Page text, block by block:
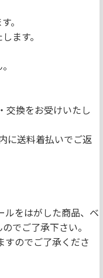
。
ます。
交換をお受けいたし
に送料着払いでご返
をはがした商品、ベ
でご了承下さい。
のでご了承くださ